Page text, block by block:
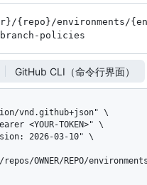
/{repo}/environments/
policies
GitHub CLI（命令行界面）
OWNER/REPO/environments/